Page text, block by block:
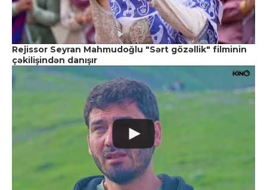
Rejissor Seyran Mahmudoğlu "Sərt gözəllik" filminin
çəkilişindən danışır